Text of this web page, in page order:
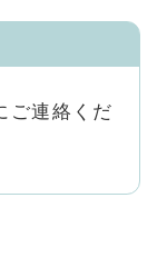
ご連絡くだ